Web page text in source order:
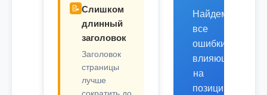
📝 Слишком
длинный
заголовок
Заголовок
страницы
лучше
Найдем
все
ошибки,
влияющие
на
позиции